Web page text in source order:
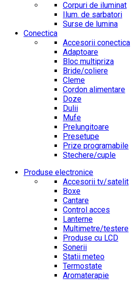
Corpuri de iluminat
Ilum. de sarbatori
Surse de lumina
Conectica
Accesorii conectica
Adaptoare
Bloc multipriza
Bride/coliere
Cleme
Cordon alimentare
Doze
Dulii
Mufe
Prelungitoare
Presetupe
Prize programabile
Stechere/cuple
Produse electronice
Accesorii tv/satelit
Boxe
Cantare
Control acces
Lanterne
Multimetre/testere
Produse cu LCD
Sonerii
Statii meteo
Termostate
Aromaterapie